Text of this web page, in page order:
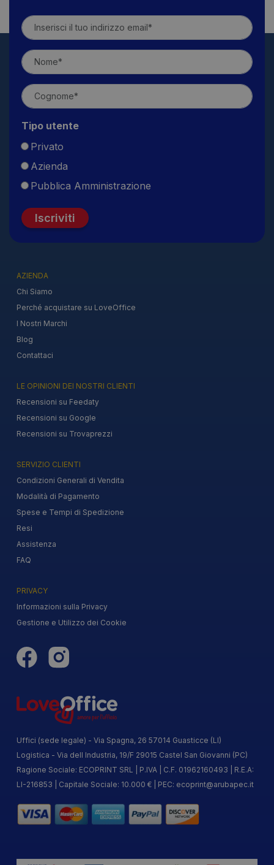
Tipo utente
Privato
Azienda
Pubblica Amministrazione
Iscriviti
AZIENDA
Chi Siamo
Perché acquistare su LoveOffice
I Nostri Marchi
Blog
Contattaci
LE OPINIONI DEI NOSTRI CLIENTI
Recensioni su Feedaty
Recensioni su Google
Recensioni su Trovaprezzi
SERVIZIO CLIENTI
Condizioni Generali di Vendita
Modalità di Pagamento
Spese e Tempi di Spedizione
Resi
Assistenza
FAQ
PRIVACY
Informazioni sulla Privacy
Gestione e Utilizzo dei Cookie
Uffici (sede legale) - Via Spagna, 26 57014 Guasticce (LI)
Logistica - Via dell Industria, 19/F 29015 Castel San Giovanni (PC)
Ragione Sociale: ECOPRINT SRL | P.IVA | C.F. 01962160493 | R.E.A:
LI-216853 | Capitale Sociale: 10.000 € | PEC: ecoprint@arubapec.it